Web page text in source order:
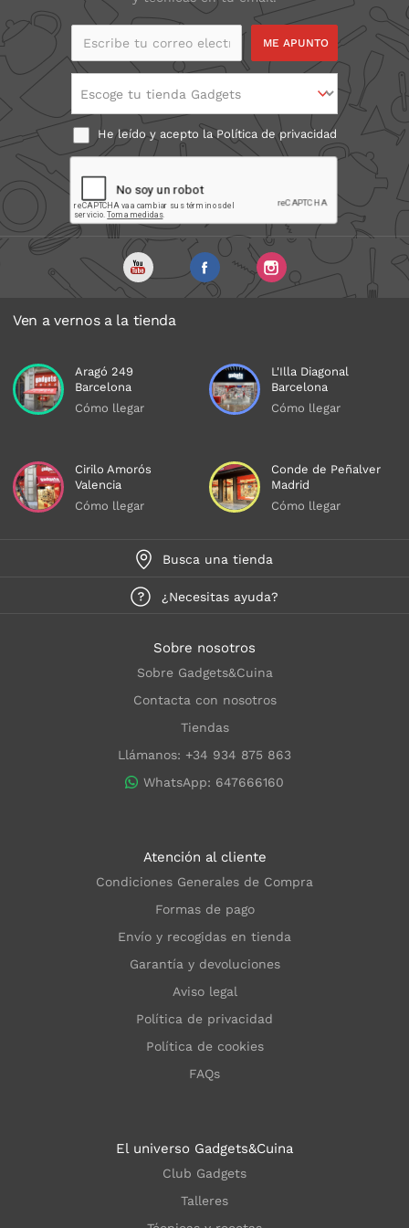
Recomendamos cargarlo al menos 10h antes de usarlo la
primera vez y usar exclusivamente el cargador que viene
incorporado (Enchufe europeo, Voltaje 220/240, intensidad
50Hz)
Escribe tu correo
Escoge tu tienda Gadgets
He leído y acepto laPolítica de privacidad
Ven a vernos a la tienda
Aragó 249
Barcelona
Cómo llegar
L'Illa Diagonal
Barcelona
Cómo llegar
Cirilo Amorós
Valencia
Cómo llegar
Conde de Peñalver
Madrid
Cómo llegar
Busca una tienda
¿Necesitas ayuda?
Sobre nosotros
Sobre Gadgets&Cuina
Contacta con nosotros
Tiendas
Llámanos: +34 934 875 863
WhatsApp: 647666160
Atención al cliente
Condiciones Generales de Compra
Formas de pago
Envío y recogidas en tienda
Garantía y devoluciones
Aviso legal
Política de privacidad
Política de cookies
FAQs
El universo Gadgets&Cuina
Club Gadgets
Talleres